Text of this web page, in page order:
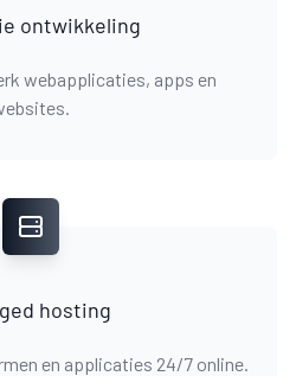
ontwikkeling
webapplicaties, apps en
hosting
en applicaties 24/7 online.